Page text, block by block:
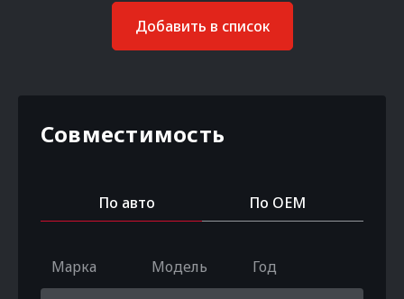
Добавить в список
Совместимость
По авто По OEM
Марка Модель Год